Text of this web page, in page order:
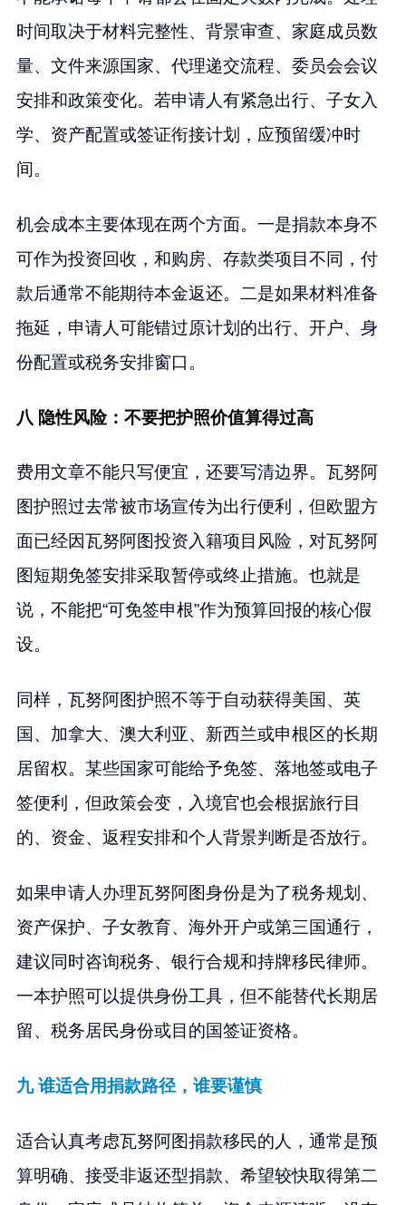
时间取决于材料完整性、背景审查、家庭成员数
量、文件来源国家、代理递交流程、委员会会议
安排和政策变化。若申请人有紧急出行、子女入
学、资产配置或签证衔接计划，应预留缓冲时
间。
机会成本主要体现在两个方面。一是捐款本身不
可作为投资回收，和购房、存款类项目不同，付
款后通常不能期待本金返还。二是如果材料准备
拖延，申请人可能错过原计划的出行、开户、身
份配置或税务安排窗口。
八 隐性风险：不要把护照价值算得过高
费用文章不能只写便宜，还要写清边界。瓦努阿
图护照过去常被市场宣传为出行便利，但欧盟方
面已经因瓦努阿图投资入籍项目风险，对瓦努阿
图短期免签安排采取暂停或终止措施。也就是
说，不能把“可免签申根”作为预算回报的核心假
设。
同样，瓦努阿图护照不等于自动获得美国、英
国、加拿大、澳大利亚、新西兰或申根区的长期
居留权。某些国家可能给予免签、落地签或电子
签便利，但政策会变，入境官也会根据旅行目
的、资金、返程安排和个人背景判断是否放行。
如果申请人办理瓦努阿图身份是为了税务规划、
资产保护、子女教育、海外开户或第三国通行，
建议同时咨询税务、银行合规和持牌移民律师。
一本护照可以提供身份工具，但不能替代长期居
留、税务居民身份或目的国签证资格。
九 谁适合用捐款路径，谁要谨慎
适合认真考虑瓦努阿图捐款移民的人，通常是预
算明确、接受非返还型捐款、希望较快取得第二